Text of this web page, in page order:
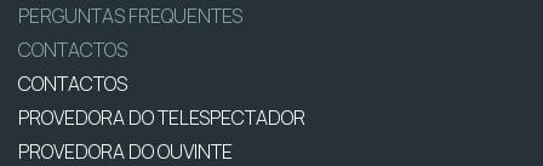
PERGUNTAS FREQUENTES
CONTACTOS
CONTACTOS
PROVEDORA DO TELESPECTADOR
PROVEDORA DO OUVINTE